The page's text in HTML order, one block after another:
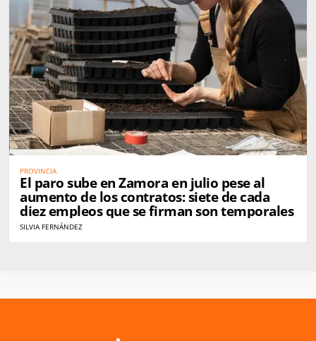
PROVINCIA
El paro sube en Zamora en julio pese al
aumento de los contratos: siete de cada
diez empleos que se firman son temporales
SILVIA FERNÁNDEZ